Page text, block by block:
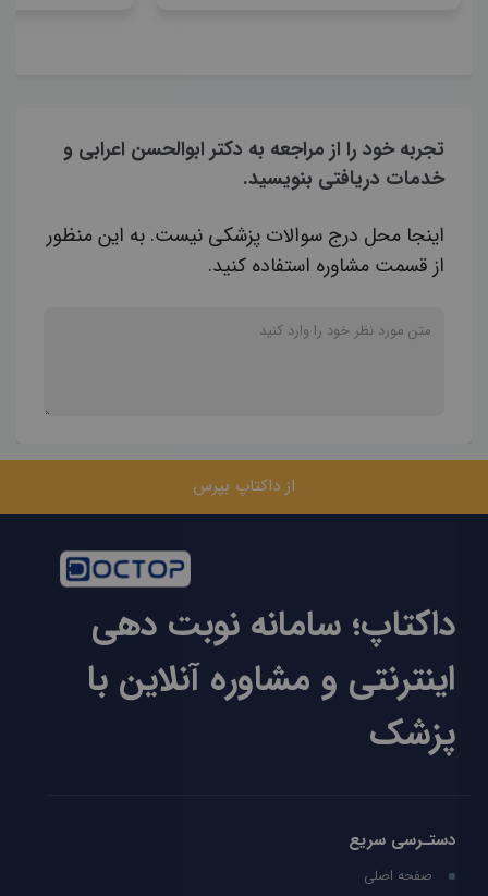
تجربه خود را از مراجعه به دکتر ابوالحسن اعرابی و
خدمات دریافتی بنویسید.
اینجا محل درج سوالات پزشکی نیست. به این منظور
از قسمت مشاوره استفاده کنید.
از داکتاپ بپرس
داکتاپ؛ سامانه نوبت دهی
اینترنتی و مشاوره آنلاین با
پزشک
دستـرسی سریع
صفحه اصلی